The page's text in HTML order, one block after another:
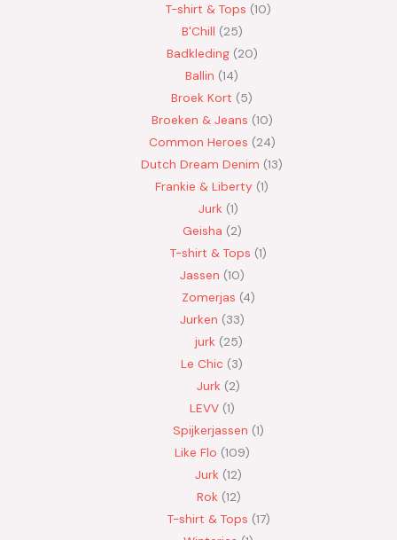
T-shirt & Tops 10
B'Chill 25
Badkleding 20
Ballin 14
Broek Kort 5
Broeken & Jeans 10
Common Heroes 24
Dutch Dream Denim 13
Frankie & Liberty 1
Jurk 1
Geisha 2
T-shirt & Tops 1
Jassen 10
Zomerjas 4
Jurken 33
jurk 25
Le Chic 3
Jurk 2
LEVV 1
Spijkerjassen 1
Like Flo 109
Jurk 12
Rok 12
T-shirt & Tops 17